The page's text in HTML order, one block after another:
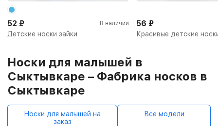
Детские носки зайки
52 ₽ В наличии
Красивые детские
56 ₽
Носки для малышей в
Сыктывкаре – Фабрика носков в
Сыктывкаре
Носки для малышей на
заказ
Все модели